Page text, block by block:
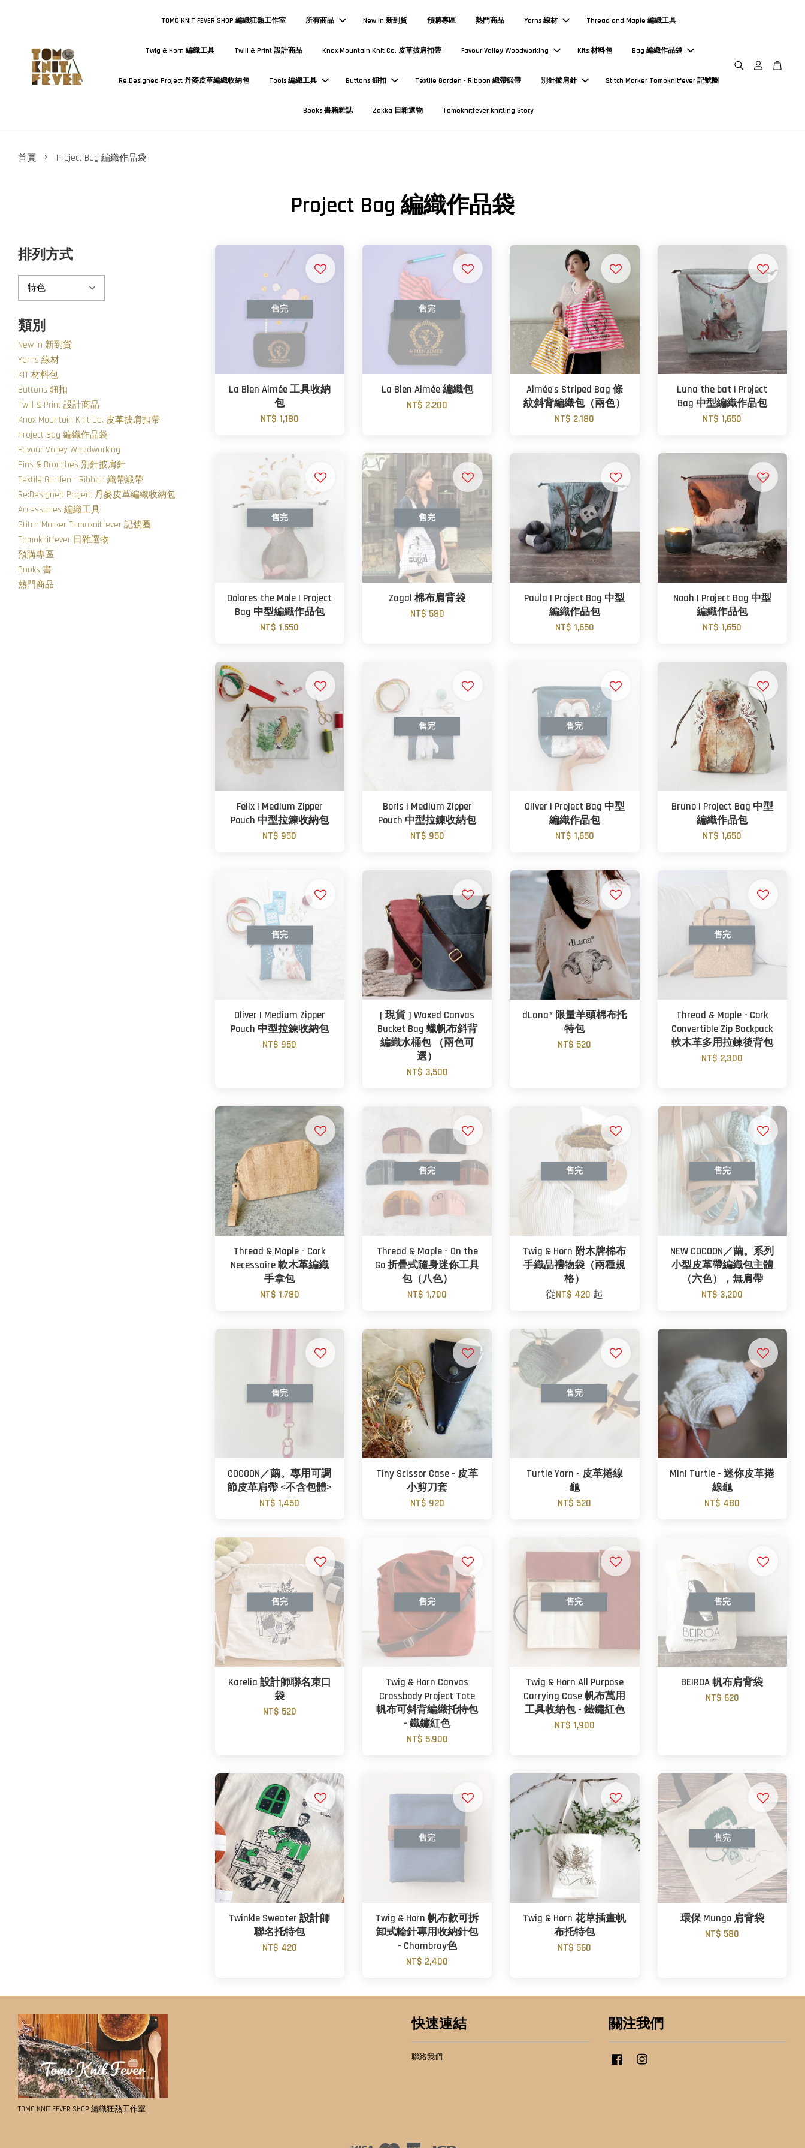
TOMO KNIT FEVER SHOP 編織狂熱工作室 所有商品 New In 新到貨 預購專區 熱門商品 Yarns 線材 Thread and Maple 編織工具
Twig & Horn 編織工具 Twill & Print 設計商品 Knox Mountain Knit Co. 皮革披肩扣帶 Favour Valley Woodworking Kits 材料包 Bag 編織作品袋
Re:Designed Project 丹麥皮革編織收納包 Tools 編織工具 Buttons 鈕扣 Textile Garden - Ribbon 織帶緞帶 別針披肩針 Stitch Marker Tomoknitfever 記號圈
Books 書籍雜誌 Zakka 日雜選物 Tomoknitfever knitting Story
首頁 › Project Bag 編織作品袋
Project Bag 編織作品袋
排列方式
類別
New In 新到貨
Yarns 線材
KIT 材料包
Buttons 鈕扣
Twill & Print 設計商品
Knox Mountain Knit Co. 皮革披肩扣帶
Project Bag 編織作品袋
Favour Valley Woodworking
Pins & Brooches 別針披肩針
Textile Garden - Ribbon 織帶緞帶
Re:Designed Project 丹麥皮革編織收納包
Accessories 編織工具
Stitch Marker Tomoknitfever 記號圈
Tomoknitfever 日雜選物
預購專區
Books 書
熱門商品
售完
La Bien Aimée 工具收納
包
NT$ 1,180
售完
La Bien Aimée 編織包
NT$ 2,200
Aimée's Striped Bag 條
紋斜背編織包（兩色）
NT$ 2,180
Luna the bat | Project
Bag 中型編織作品包
NT$ 1,650
售完
Dolores the Mole | Project
Bag 中型編織作品包
NT$ 1,650
售完
Zagal 棉布肩背袋
NT$ 580
Paula | Project Bag 中型
編織作品包
NT$ 1,650
Noah | Project Bag 中型
編織作品包
NT$ 1,650
Felix | Medium Zipper
Pouch 中型拉鍊收納包
NT$ 950
售完
Boris | Medium Zipper
Pouch 中型拉鍊收納包
NT$ 950
售完
Oliver | Project Bag 中型
編織作品包
NT$ 1,650
Bruno | Project Bag 中型
編織作品包
NT$ 1,650
售完
Oliver | Medium Zipper
Pouch 中型拉鍊收納包
NT$ 950
[ 現貨 ] Waxed Canvas
Bucket Bag 蠟帆布斜背
編織水桶包 （兩色可
選）
NT$ 3,500
dLana* 限量羊頭棉布托
特包
NT$ 520
售完
Thread & Maple - Cork
Convertible Zip Backpack
軟木革多用拉鍊後背包
NT$ 2,300
Thread & Maple - Cork
Necessaire 軟木革編織
手拿包
NT$ 1,780
售完
Thread & Maple - On the
Go 折疊式隨身迷你工具
包（八色）
NT$ 1,700
售完
Twig & Horn 附木牌棉布
手織品禮物袋（兩種規
格）
從NT$ 420 起
售完
NEW COCOON／繭。系列
小型皮革帶編織包主體
（六色），無肩帶
NT$ 3,200
售完
COCOON／繭。專用可調
節皮革肩帶 <不含包體>
NT$ 1,450
Tiny Scissor Case - 皮革
小剪刀套
NT$ 920
售完
Turtle Yarn - 皮革捲線
龜
NT$ 520
Mini Turtle - 迷你皮革捲
線龜
NT$ 480
售完
Karelia 設計師聯名束口
袋
NT$ 520
售完
Twig & Horn Canvas
Crossbody Project Tote
帆布可斜背編織托特包
- 鐵鏽紅色
NT$ 5,900
售完
Twig & Horn All Purpose
Carrying Case 帆布萬用
工具收納包 - 鐵鏽紅色
NT$ 1,900
售完
BEIROA 帆布肩背袋
NT$ 620
Twinkle Sweater 設計師
聯名托特包
NT$ 420
售完
Twig & Horn 帆布款可拆
卸式輪針專用收納針包
- Chambray色
NT$ 2,400
Twig & Horn 花草插畫帆
布托特包
NT$ 560
售完
環保 Mungo 肩背袋
NT$ 580
TOMO KNIT FEVER SHOP 編織狂熱工作室
快速連結
聯絡我們
關注我們
Facebook
Visa Master American